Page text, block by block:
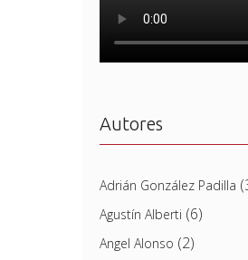
Autores
Adrián González Padilla
Agustín Alberti (6)
Angel Alonso (2)